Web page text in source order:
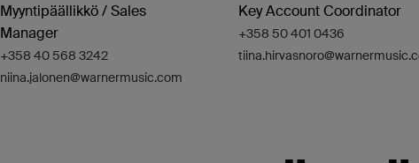
Myyntipäällikkö / Sales
Manager
+358 40 568 3242
niina.jalonen@warnermusic.com
Key Account Coordinator
+358 50 401 0436
tiina.hirvasnoro